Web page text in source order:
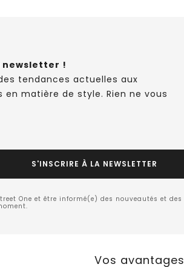
newsletter !
tendances actuelles aux
matière de style. Rien ne vous
S'INSCRIRE À LA NEWSLETTER
One et être informé(e) des nouveautés et des
Vos avantages